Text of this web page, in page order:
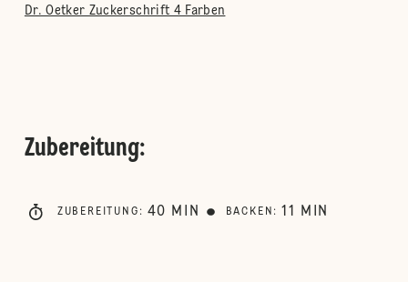
Dr. Oetker Zuckerschrift 4 Farben
Zubereitung:
ZUBEREITUNG : 40 MIN BACKEN : 11 MIN